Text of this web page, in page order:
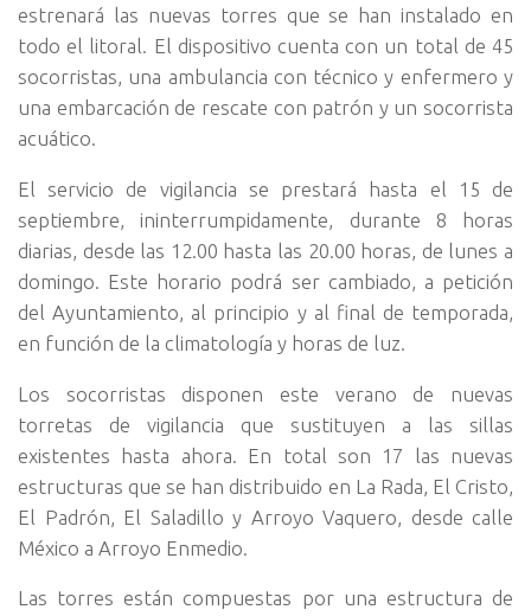
estrenará las nuevas torres que se han instalado en
todo el litoral. El dispositivo cuenta con un total de 45
socorristas, una ambulancia con técnico y enfermero y
una embarcación de rescate con patrón y un socorrista
acuático.
El servicio de vigilancia se prestará hasta el 15 de
septiembre, ininterrumpidamente, durante 8 horas
diarias, desde las 12.00 hasta las 20.00 horas, de lunes a
domingo. Este horario podrá ser cambiado, a petición
del Ayuntamiento, al principio y al final de temporada,
en función de la climatología y horas de luz.
Los socorristas disponen este verano de nuevas
torretas de vigilancia que sustituyen a las sillas
existentes hasta ahora. En total son 17 las nuevas
estructuras que se han distribuido en La Rada, El Cristo,
El Padrón, El Saladillo y Arroyo Vaquero, desde calle
México a Arroyo Enmedio.
Las torres están compuestas por una estructura de